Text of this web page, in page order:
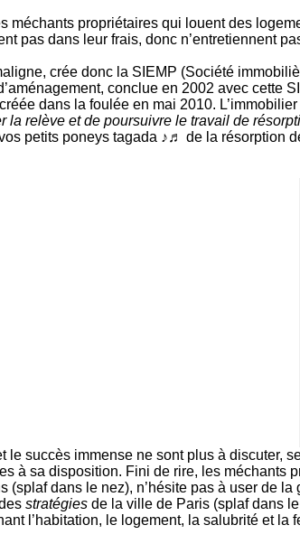
méchants propriétaires qui louent des
pas dans leur frais, donc n’entretiennent
crée donc la SIEMP (Société
conclue en 2002 avec cette
dans la foulée en mai 2010.
la relève et de poursuivre le travail de
petits poneys tagada ♪♬ de la résorption
le succès immense ne sont plus à discuter,
à sa disposition. Fini de rire, les méchants
(splaf dans le nez), n’hésite pas à user de
stratégies de la ville de Paris (splaf dans
l’habitation, le logement, la salubrité et la